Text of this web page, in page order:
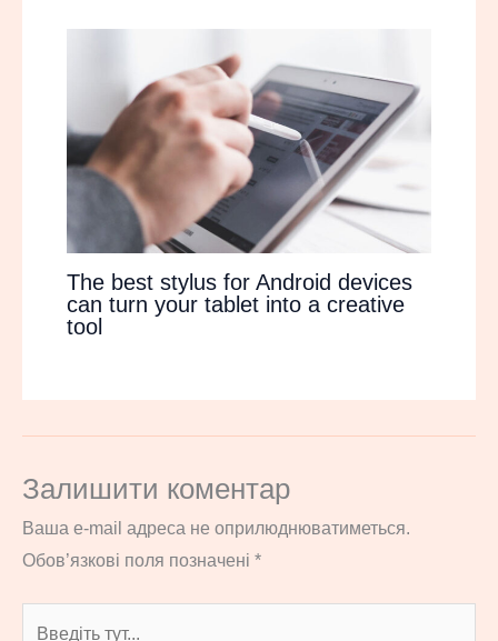
The best stylus for Android devices
can turn your tablet into a creative
tool
Залишити коментар
Ваша e-mail адреса не оприлюднюватиметься.
Обов’язкові поля позначені *